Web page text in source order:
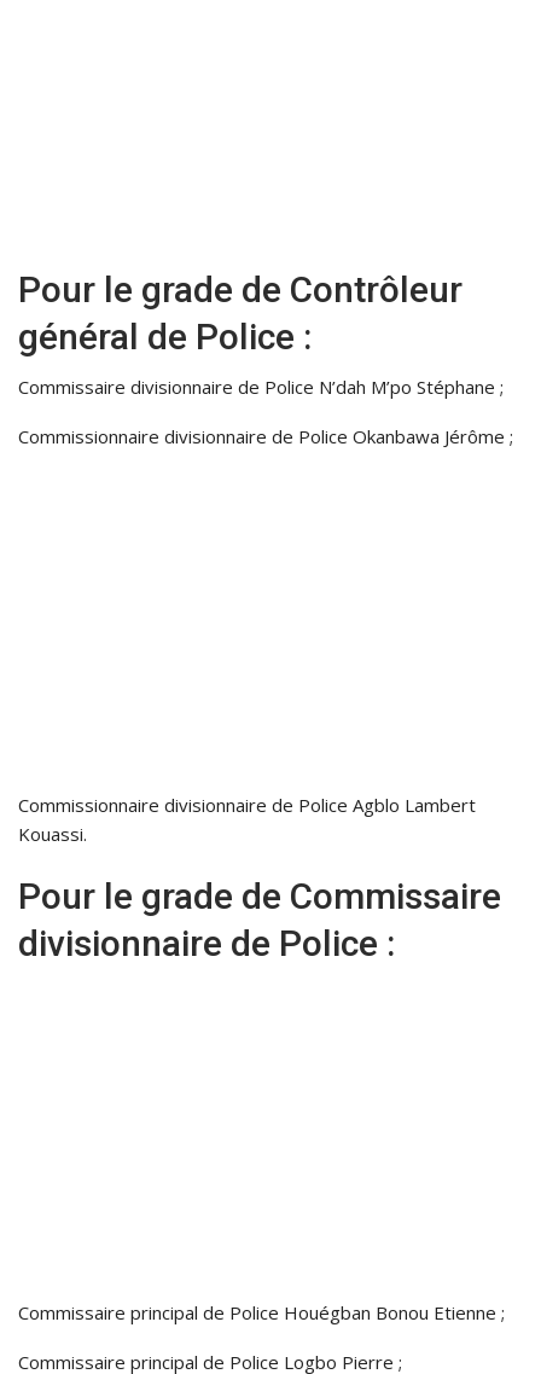
Pour le grade de Contrôleur
général de Police :
Commissaire divisionnaire de Police N’dah M’po Stéphane ;
Commissionnaire divisionnaire de Police Okanbawa Jérôme ;
Commissionnaire divisionnaire de Police Agblo Lambert
Kouassi.
Pour le grade de Commissaire
divisionnaire de Police :
Commissaire principal de Police Houégban Bonou Etienne ;
Commissaire principal de Police Logbo Pierre ;